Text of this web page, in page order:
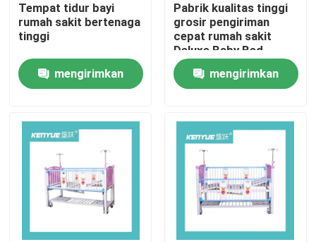
Rumah
Produk
Tur Pabrik
Kontrol Kualitas
Tempat tidur bayi
rumah sakit bertenaga
tinggi
mengirimkan
Pabrik kualitas tinggi
grosir pengiriman
cepat rumah sakit
Deluxe Baby Bed
dengan Troli
mengirimkan